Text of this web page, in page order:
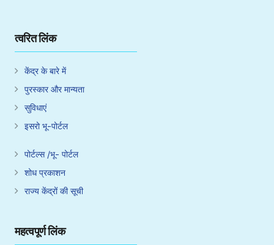
त्वरित लिंक
केंद्र के बारे में
पुरस्कार और मान्यता
सुविधाएं
इसरो भू-पोर्टल
पोर्टल्स /भू- पोर्टल
शोध प्रकाशन
राज्य केंद्रों की सूची
महत्वपूर्ण लिंक